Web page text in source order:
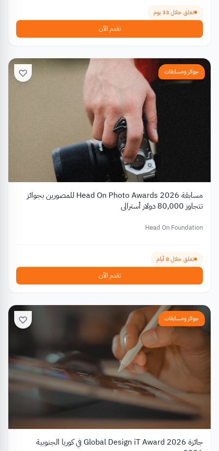
تغلق خلال 33 يوم
تقدم الآن
جوائز ومسابقات
مسابقة Head On Photo Awards 2026 للمصورين بجوائز
تتجاوز 80,000 دولار أسترالي
Head On Foundation
تغلق خلال 8 أيام
تقدم الآن
جوائز ومسابقات
جائزة Global Design iT Award 2026 في كوريا الجنوبية